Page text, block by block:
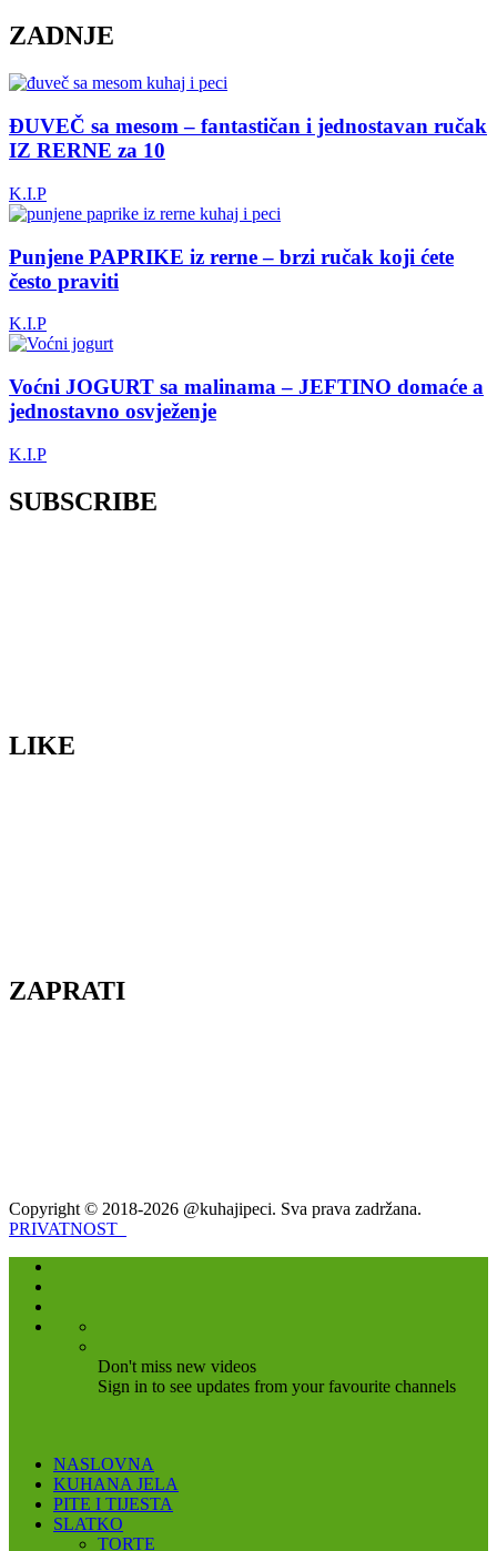
ZADNJE
ĐUVEČ sa mesom – fantastičan i jednostavan ručak
IZ RERNE za 10
K.I.P
Punjene PAPRIKE iz rerne – brzi ručak koji ćete
često praviti
K.I.P
Voćni JOGURT sa malinama – JEFTINO domaće a
jednostavno osvježenje
K.I.P
SUBSCRIBE
LIKE
ZAPRATI
Copyright © 2018-2026 @kuhajipeci. Sva prava zadržana.
PRIVATNOST
Don't miss new videos
Sign in to see updates from your favourite channels
NASLOVNA
KUHANA JELA
PITE I TIJESTA
SLATKO
TORTE